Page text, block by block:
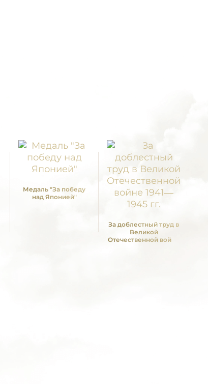
Медаль "За победу
над Японией"
За доблестный труд в
Великой
Отечественной войне